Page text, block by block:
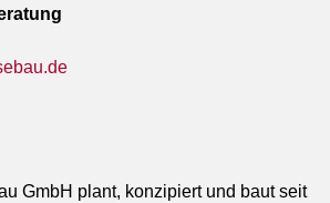
GmbH plant, konzipiert und baut seit